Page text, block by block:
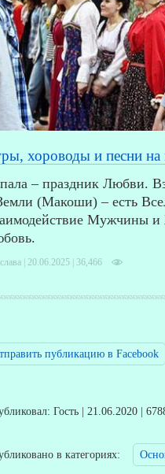
хороводы и песни на
– праздник Любви.
(Макоши) – есть
Мужчины
| 20.06.2025 | 36,466
публикацию в Facebook
Гость | 21.06.2020 |
в категориях: